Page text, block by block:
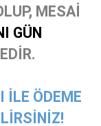
MESAİ
GÜN
İLE ÖDEME